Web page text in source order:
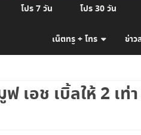
โปร 7 วัน โปร 30 วัน
เน็ตทรู + โทร
เน็ตทรู+โทรทุกค่าย
ข่าว
เอช เบิ้ลให้ 2 เท่